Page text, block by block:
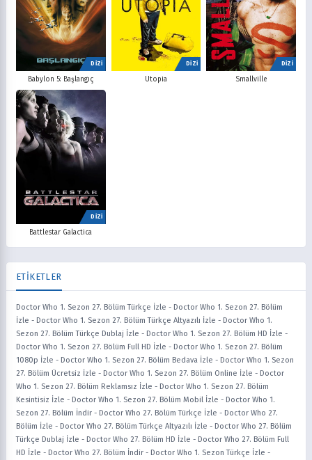
DİZİ
Babylon 5: Başlangıç
DİZİ
Utopia
DİZİ
Smallville
DİZİ
Battlestar Galactica
ETİKETLER
Doctor Who 1. Sezon 27. Bölüm Türkçe İzle - Doctor Who 1. Sezon 27. Bölüm
İzle - Doctor Who 1. Sezon 27. Bölüm Türkçe Altyazılı İzle - Doctor Who 1.
Sezon 27. Bölüm Türkçe Dublaj İzle - Doctor Who 1. Sezon 27. Bölüm HD İzle -
Doctor Who 1. Sezon 27. Bölüm Full HD İzle - Doctor Who 1. Sezon 27. Bölüm
1080p İzle - Doctor Who 1. Sezon 27. Bölüm Bedava İzle - Doctor Who 1. Sezon
27. Bölüm Ücretsiz İzle - Doctor Who 1. Sezon 27. Bölüm Online İzle - Doctor
Who 1. Sezon 27. Bölüm Reklamsız İzle - Doctor Who 1. Sezon 27. Bölüm
Kesintisiz İzle - Doctor Who 1. Sezon 27. Bölüm Mobil İzle - Doctor Who 1.
Sezon 27. Bölüm İndir - Doctor Who 27. Bölüm Türkçe İzle - Doctor Who 27.
Bölüm İzle - Doctor Who 27. Bölüm Türkçe Altyazılı İzle - Doctor Who 27. Bölüm
Türkçe Dublaj İzle - Doctor Who 27. Bölüm HD İzle - Doctor Who 27. Bölüm Full
HD İzle - Doctor Who 27. Bölüm İndir - Doctor Who 1. Sezon Türkçe İzle -